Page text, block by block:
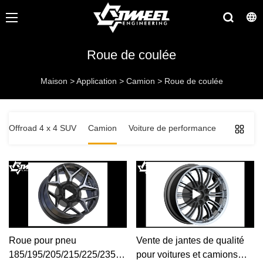
Roue de coulée
Maison > Application > Camion > Roue de coulée
Offroad 4 x 4 SUV Camion Voiture de performance
Roue pour pneu
185/195/205/215/225/235/245/255/275/305/315
Vente de jantes de qualité
pour voitures et camions